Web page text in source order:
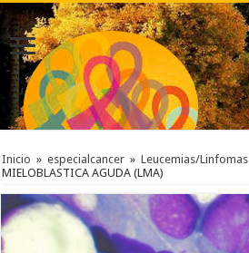
Inicio » especialcancer » Leucemias/Linfomas
MIELOBLASTICA AGUDA (LMA)